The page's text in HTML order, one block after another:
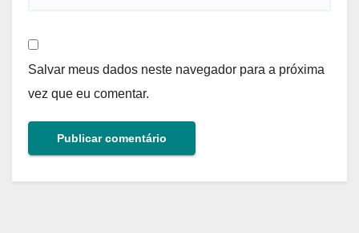
Salvar meus dados neste navegador para a próxima
vez que eu comentar.